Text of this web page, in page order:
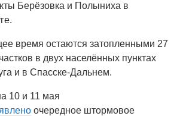
Берёзовка и Полыниха в
время остаются затопленными 27
в двух населённых пунктах
и в Спасске-Дальнем.
10 и 11 мая
очередное штормовое